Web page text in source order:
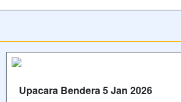
Upacara Bendera 5 Jan 2026